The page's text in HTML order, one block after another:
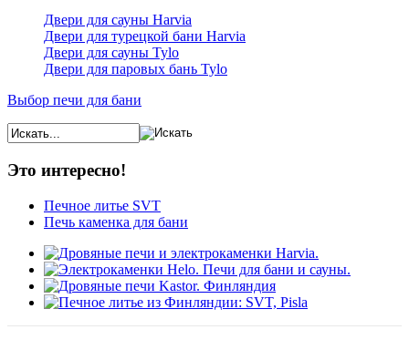
Двери для сауны Harvia
Двери для турецкой бани Harvia
Двери для сауны Tylo
Двери для паровых бань Tylo
Выбор печи для бани
Это интересно!
Печное литье SVT
Печь каменка для бани